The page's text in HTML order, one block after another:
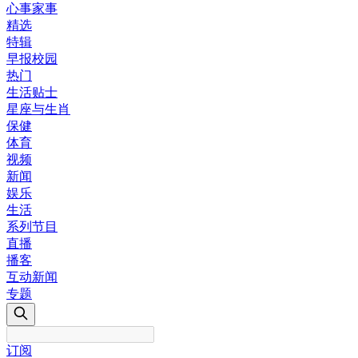
心事家事
精选
特辑
早报校园
热门
生活贴士
星座与生肖
保健
体育
视频
新闻
娱乐
生活
系列节目
直播
播客
互动新闻
专题
订阅